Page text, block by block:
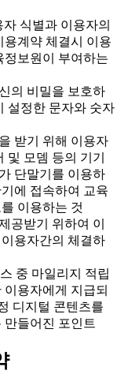
식별과 이용자의
계약 체결시 이용
정보원이 부여하는
의 비밀을 보호하
설정한 문자와 숫자
받기 위해 이용자
및 모뎀 등의 기기
단말기를 이용하
에 접속하여 교육
이용하는 것
공받기 위하여 이
용자간의 체결하
중 마일리지 적립
용자에게 지급되
디지털 콘텐츠를
만들어진 포인트